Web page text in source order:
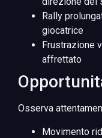
Rally
giocatrice
Frustrazione
affrettato
Osserva
Movimento